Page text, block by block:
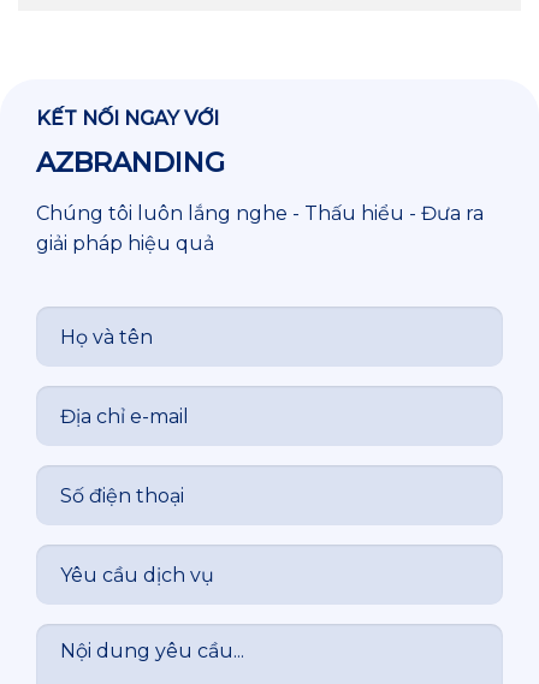
KẾT NỐI NGAY VỚI
AZBRANDING
Chúng tôi luôn lắng nghe - Thấu hiểu - Đưa ra
giải pháp hiệu quả